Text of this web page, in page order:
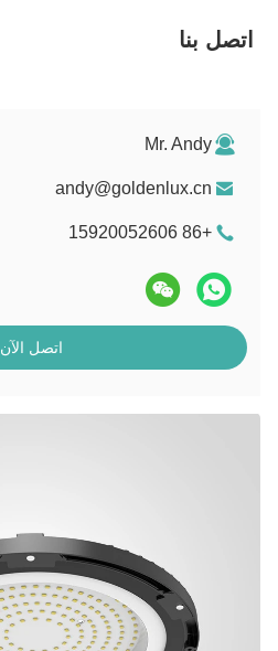
اتصل بنا
Mr. Andy
andy@goldenlux.cn
+86 15920052606
اتصل الآن